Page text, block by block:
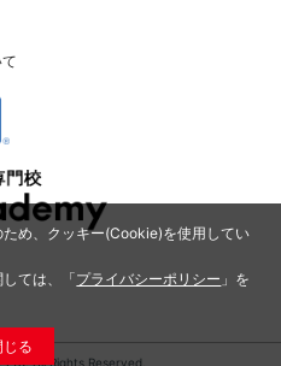
め、クッキー(Cookie)を使用してい
ては、「プライバシーポリシー 」を
じる
All Rights Reserved.